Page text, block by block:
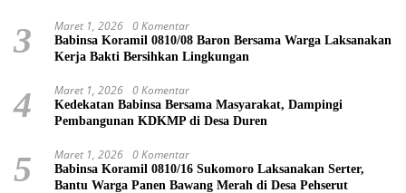
3 Maret 1, 2026 0 Komentar
Babinsa Koramil 0810/08 Baron Bersama Warga Laksanakan
Kerja Bakti Bersihkan Lingkungan
4 Maret 1, 2026 0 Komentar
Kedekatan Babinsa Bersama Masyarakat, Dampingi
Pembangunan KDKMP di Desa Duren
5 Maret 1, 2026 0 Komentar
Babinsa Koramil 0810/16 Sukomoro Laksanakan Serter,
Bantu Warga Panen Bawang Merah di Desa Pehserut